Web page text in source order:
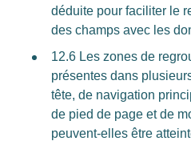
déduite pour faciliter le
des champs avec les
12.6 Les zones de
présentes dans
tête, de navigation
de pied de page et de
peuvent-elles être